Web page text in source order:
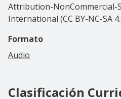
Attribution-NonCommercial-
International (CC BY-NC-SA
Formato
Audio
Clasificación